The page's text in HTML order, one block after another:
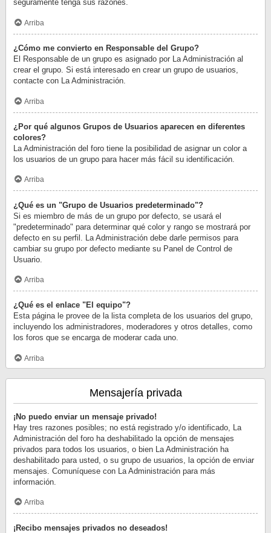
seguramente tenga sus razones.
Arriba
¿Cómo me convierto en Responsable del Grupo?
El Responsable de un grupo es asignado por La Administración al
crear el grupo. Si está interesado en crear un grupo de usuarios,
contacte con La Administración.
Arriba
¿Por qué algunos Grupos de Usuarios aparecen en diferentes
colores?
La Administración del foro tiene la posibilidad de asignar un color a
los usuarios de un grupo para hacer más fácil su identificación.
Arriba
¿Qué es un "Grupo de Usuarios predeterminado"?
Si es miembro de más de un grupo por defecto, se usará el
"predeterminado" para determinar qué color y rango se mostrará por
defecto en su perfil. La Administración debe darle permisos para
cambiar su grupo por defecto mediante su Panel de Control de
Usuario.
Arriba
¿Qué es el enlace "El equipo"?
Esta página le provee de la lista completa de los usuarios del grupo,
incluyendo los administradores, moderadores y otros detalles, como
los foros que se encarga de moderar cada uno.
Arriba
Mensajería privada
¡No puedo enviar un mensaje privado!
Hay tres razones posibles; no está registrado y/o identificado, La
Administración del foro ha deshabilitado la opción de mensajes
privados para todos los usuarios, o bien La Administración ha
deshabilitado para usted, o su grupo de usuarios, la opción de enviar
mensajes. Comuníquese con La Administración para más
información.
Arriba
¡Recibo mensajes privados no deseados!